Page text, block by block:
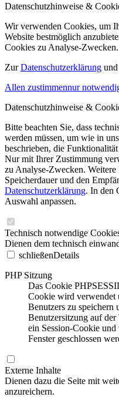
Datenschutzhinweise &
Wir verwenden Cookies, um
Website bestmöglich
Cookies zu Analyse-Zwecken.
ZurDatenschutzerklärung
Allen zustimmennur
Datenschutzhinweise &
Bitte beachten Sie, dass
werden müssen, um wie in
beschrieben, die
Nur mit Ihrer Zustimmung
zu Analyse-Zwecken. Weitere
Speicherdauer und den
Datenschutzerklärung. In den
Auswahl anpassen.
Technisch notwendige
Dienen dem technisch
schließenDetails
PHP Sitzung
Das Cookie
Cookie wird verwendet
Benutzers zu speichern
Benutzersitzung auf
ein Session-Cookie
Fenster geschlossen
Externe Inhalte
Dienen dazu die Seite mit
anzureichern.